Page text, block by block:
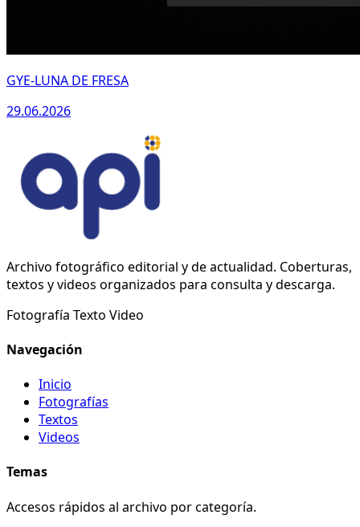
GYE-LUNA DE FRESA
29.06.2026
Archivo fotográfico editorial y de actualidad. Coberturas,
textos y videos organizados para consulta y descarga.
Fotografía Texto Video
Navegación
Inicio
Fotografías
Textos
Videos
Temas
Accesos rápidos al archivo por categoría.